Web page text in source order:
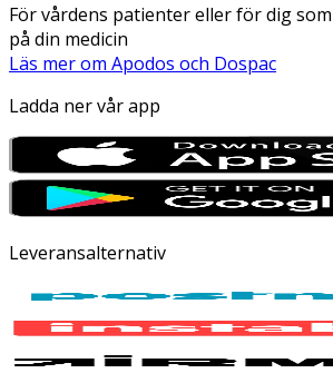
För vårdens patienter eller för dig
på din medicin
Läs mer om Apodos och Dospac
Ladda ner vår app
Leveransalternativ